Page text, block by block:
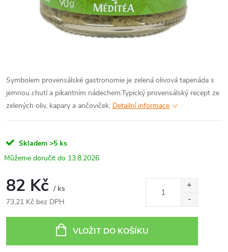
Symbolem provensálské gastronomie je zelená olivová tapenáda s
jemnou chutí a pikantním nádechem.Typický provensálský recept ze
zelených oliv, kapary a ančoviček. Detailní informace
Skladem >5 ks
13.8.2026
82 Kč / ks
73,21 Kč bez DPH
VLOŽIT DO KOŠÍKU